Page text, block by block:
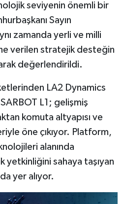
seviyenin önemli bir
Sayın
zamanda yerli ve milli
verilen stratejik desteğin
değerlendirildi.
LA2 Dynamics
L1; gelişmiş
komuta altyapısı ve
öne çıkıyor. Platform,
alanında
yetkinliğini sahaya taşıyan
yer alıyor.